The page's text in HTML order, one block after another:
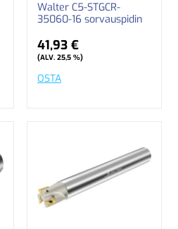
Walter C5-STGCR-
35060-16 sorvauspidin
41,93 €
(ALV. 25,5 %)
OSTA